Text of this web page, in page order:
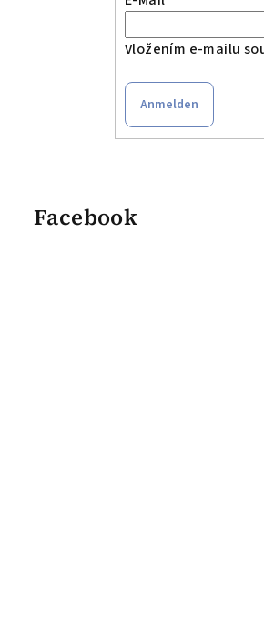
Vložením e-mailu
Anmelden
Facebook